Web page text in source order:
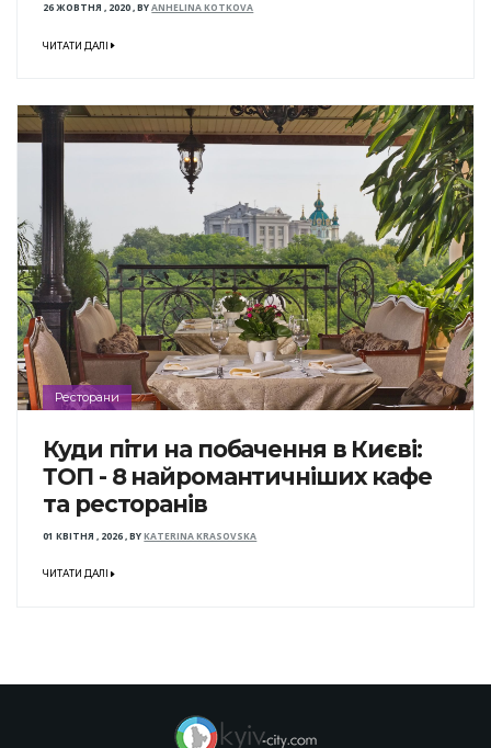
26 ЖОВТНЯ , 2020,BYANHELINA KOTKOVA
ЧИТАТИ ДАЛІ
Ресторани
Куди піти на побачення в Києві:
ТОП - 8 найромантичніших кафе
та ресторанів
01 КВІТНЯ , 2026,BYKATERINA KRASOVSKA
ЧИТАТИ ДАЛІ